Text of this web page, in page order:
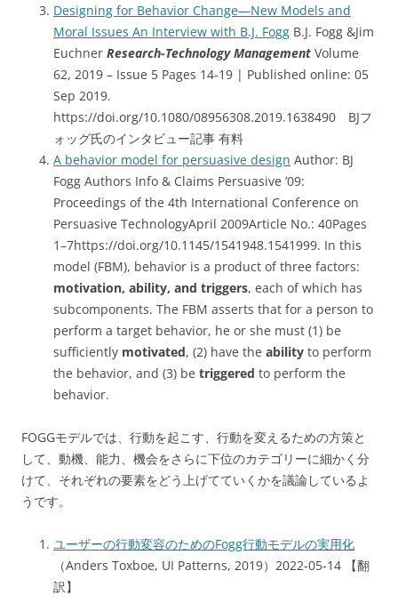
Designing for Behavior Change—New Models and
Moral Issues An Interview with B.J. Fogg B.J. Fogg &Jim
Euchner Research-Technology Management Volume
62, 2019 – Issue 5 Pages 14-19 | Published online: 05
Sep 2019.
https://doi.org/10.1080/08956308.2019.1638490 BJフ
ォッグ氏のインタビュー記事 有料
A behavior model for persuasive design Author: BJ
Fogg Authors Info & Claims Persuasive ’09:
Proceedings of the 4th International Conference on
Persuasive TechnologyApril 2009Article No.: 40Pages
1–7https://doi.org/10.1145/1541948.1541999. In this
model (FBM), behavior is a product of three factors:
motivation, ability, and triggers, each of which has
subcomponents. The FBM asserts that for a person to
perform a target behavior, he or she must (1) be
sufficiently motivated, (2) have the ability to perform
the behavior, and (3) be triggered to perform the
behavior.
FOGGモデルでは、行動を起こす、行動を変えるための方策と
して、動機、能力、機会をさらに下位のカテゴリーに細かく分
けて、それぞれの要素をどう上げてていくかを議論しているよ
うです。
ユーザーの行動変容のためのFogg行動モデルの実用化
（Anders Toxboe, UI Patterns, 2019）2022-05-14 【翻
訳】